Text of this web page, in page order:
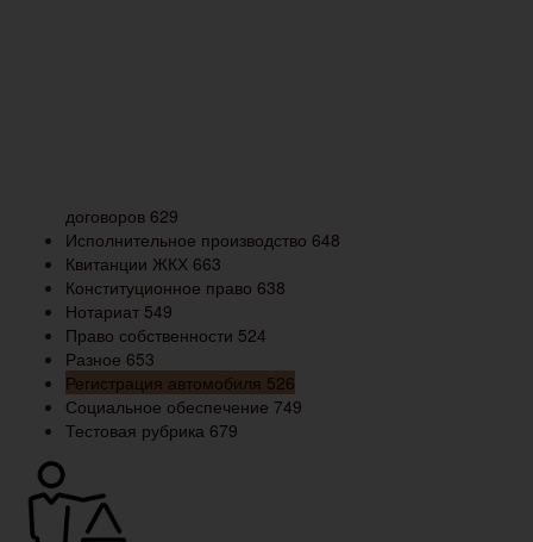
договоров 629
Исполнительное производство 648
Квитанции ЖКХ 663
Конституционное право 638
Нотариат 549
Право собственности 524
Разное 653
Регистрация автомобиля 526
Социальное обеспечение 749
Тестовая рубрика 679